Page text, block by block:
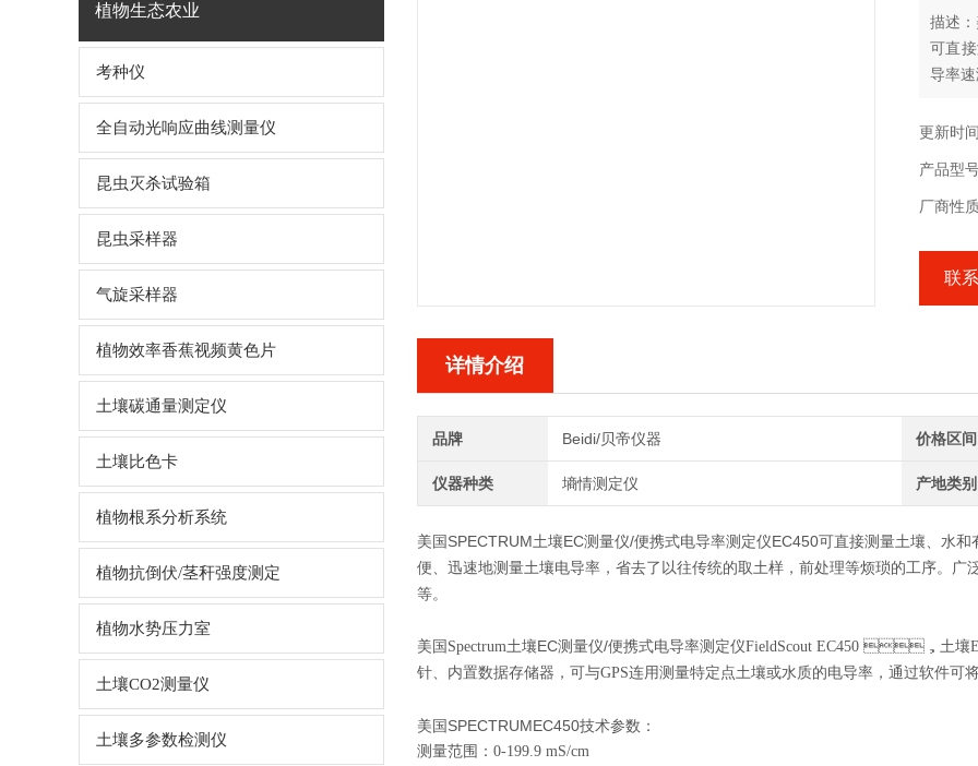
植物生态农业
考种仪
全自动光响应曲线测量仪
昆虫灭杀试验箱
昆虫采样器
气旋采样器
植物效率香蕉视频黄色片
土壤碳通量测定仪
土壤比色卡
植物根系分析系统
植物抗倒伏/茎秆强度测定
植物水势压力室
土壤CO2测量仪
土壤多参数检测仪
描述
可直接
导率速
查
更新时间
产品型号
厂商性质
联
详情介绍
品牌 Beidi/贝帝仪器 价格区间
仪器种类 墒情测定仪 产地类别
美国SPECTRUM土壤EC测量仪/便携式电导率测定仪EC450可直接测量土壤、
便、迅速地测量土壤电导率，省去了以往传统的取土样，前处理等烦琐的工序。
等。
美国Spectrum土壤EC测量仪/便携式电导率测定仪FieldScout EC450 ，土壤EC
针、内置数据存储器，可与GPS连用测量特定点土壤或水质的电导率，通过软件可将
美国SPECTRUMEC450技术参数：
测量范围：0-199.9 mS/cm